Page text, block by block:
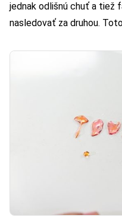
jednak odlišnú chuť a tiež
nasledovať za druhou.